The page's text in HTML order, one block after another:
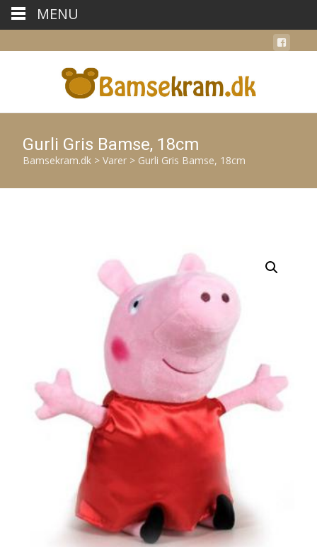
Gurli Gris Bamse, 18cm
Bamsekram.dk > Varer > Gurli Gris Bamse, 18cm
MENU